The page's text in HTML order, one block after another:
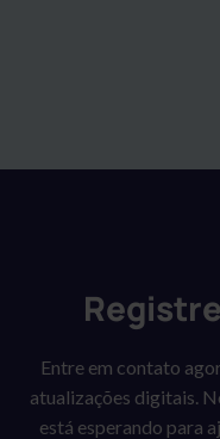
registro com
Entre em contato
atualizações digitais.
está esperando para